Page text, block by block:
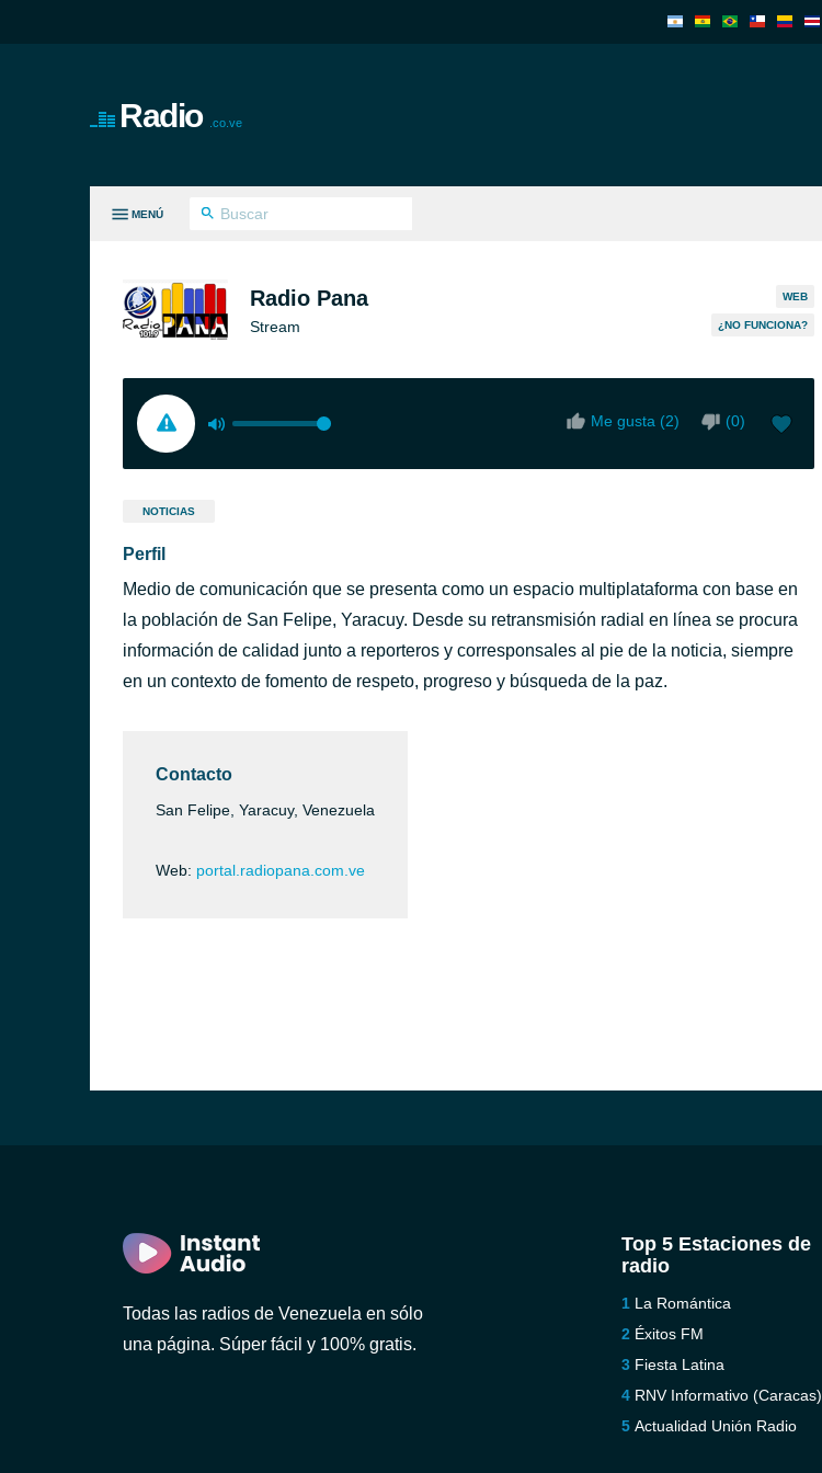
Radio .co.ve
MENÚ
Radio Pana
Stream
WEB
¿NO FUNCIONA?
Me gusta (2) (0)
NOTICIAS
Perfil
Medio de comunicación que se presenta como un espacio multiplataforma con base en
la población de San Felipe, Yaracuy. Desde su retransmisión radial en línea se procura
información de calidad junto a reporteros y corresponsales al pie de la noticia, siempre
en un contexto de fomento de respeto, progreso y búsqueda de la paz.
Contacto
San Felipe, Yaracuy, Venezuela
Web: portal.radiopana.com.ve
Todas las radios de Venezuela en sólo
una página. Súper fácil y 100% gratis.
Top 5 Estaciones de
radio
La Romántica
Éxitos FM
Fiesta Latina
RNV Informativo (Caracas)
Actualidad Unión Radio